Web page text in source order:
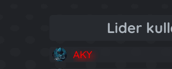
Lider
AKY